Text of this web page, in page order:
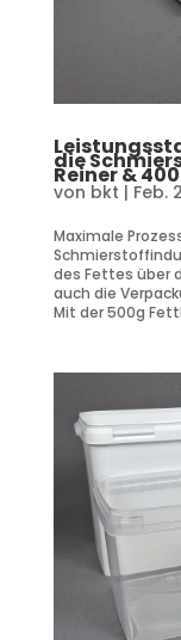
die
Reiner &
von bkt | Feb.
Maximale
des Fettes über
auch die
Mit der 500g